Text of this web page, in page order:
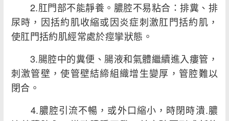
2.肛門部不能靜養。膿腔不易粘合：排糞、排
尿時，因括約肌收縮或因炎症刺激肛門括約肌，
使肛門括約肌經常處於痙攣狀態。
3.腸腔中的糞便、腸液和氣體繼續進入瘻管，
刺激管壁，使管壁結締組織增生變厚，管腔難以
閉合。
4.膿腔引流不暢，或外口縮小，時閉時潰.膿